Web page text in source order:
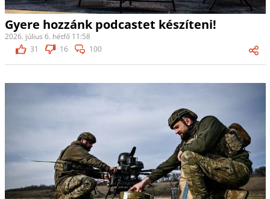
Gyere hozzánk podcastet készíteni!
2026. július 6. hétfő 11:58
31
16 100